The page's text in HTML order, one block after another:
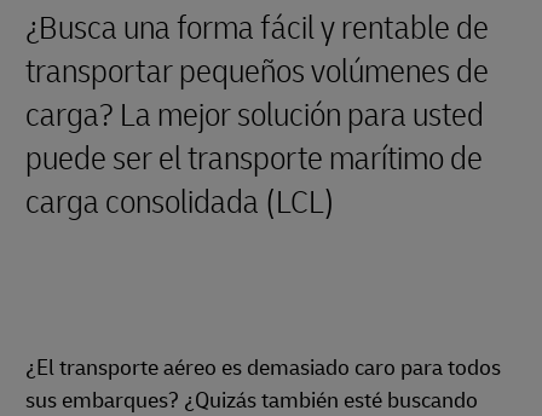
¿Busca una forma fácil y rentable de
transportar pequeños volúmenes de
carga? La mejor solución para usted
puede ser el transporte marítimo de
carga consolidada (LCL)
¿El transporte aéreo es demasiado caro para todos
sus embarques? ¿Quizás también esté buscando